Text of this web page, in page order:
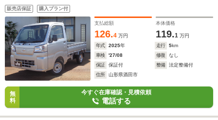
リングストップ/LED荷台作業灯/ラバーマット/荷台マット/届出
済未使用車
販売店保証 購入プラン付
支払総額
126.4 万円
本体価格
119.1 万円
年式
2025年 走行 5km
車検
'27/08 修復
なし
保証
保証付 整備
法定整備付
住所
山形県酒田市
無
料
今すぐ在庫確認・見積依頼
電話する